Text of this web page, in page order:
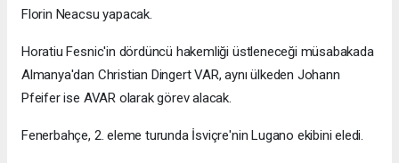
Florin Neacsu yapacak.
Horatiu Fesnic'in dördüncü hakemliği üstleneceği müsabakada
Almanya'dan Christian Dingert VAR, aynı ülkeden Johann
Pfeifer ise AVAR olarak görev alacak.
Fenerbahçe, 2. eleme turunda İsviçre'nin Lugano ekibini eledi.